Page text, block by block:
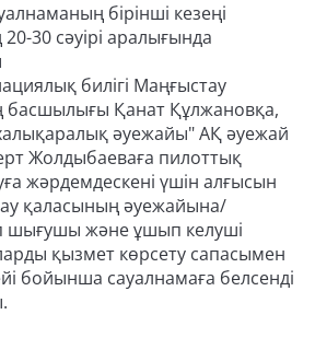
бірінші кезеңі
30 сәуірі аралығында
билігі Маңғыстау
басшылығы Қанат Құлжановқа,
әуежайы" АҚ әуежай
Жолдыбаеваға пилоттық
жәрдемдескені үшін алғысын
қаласының әуежайына/
және ұшып келуші
қызмет көрсету сапасымен
бойынша сауалнамаға белсенді